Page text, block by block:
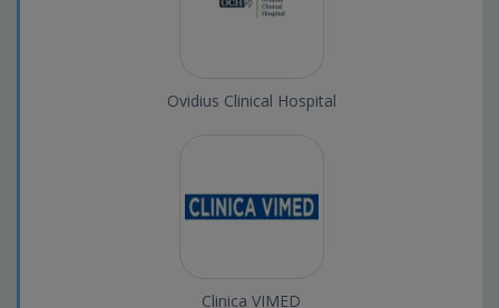
Ovidius Clinical Hospital
Clinica VIMED